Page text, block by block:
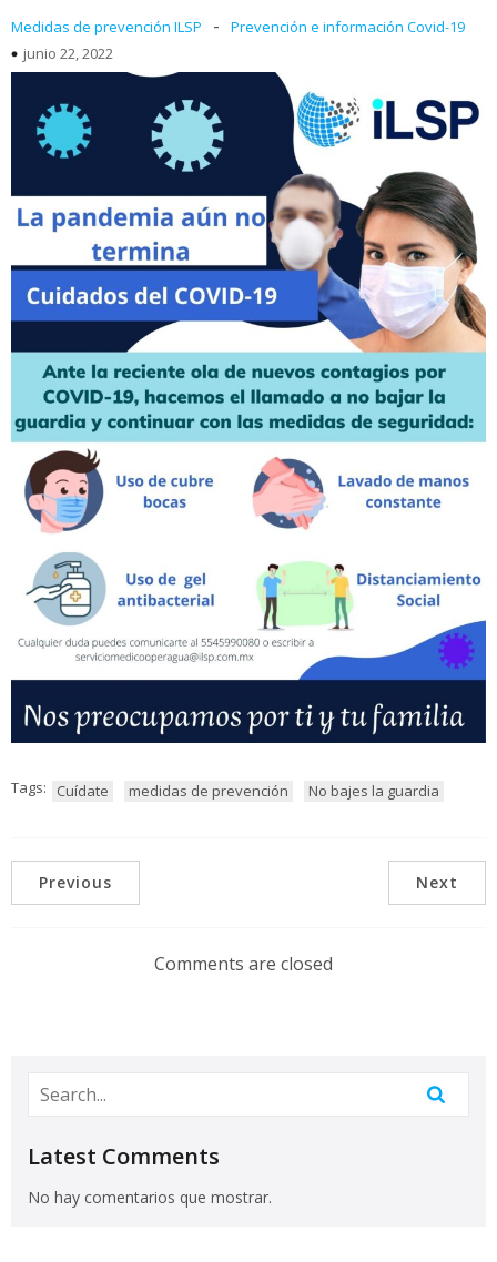
Medidas de prevención ILSP -
Prevención e información Covid-19
junio 22, 2022
Tags: Cuídate medidas de prevención No bajes la guardia
Previous Next
Comments are closed
Latest Comments
No hay comentarios que mostrar.